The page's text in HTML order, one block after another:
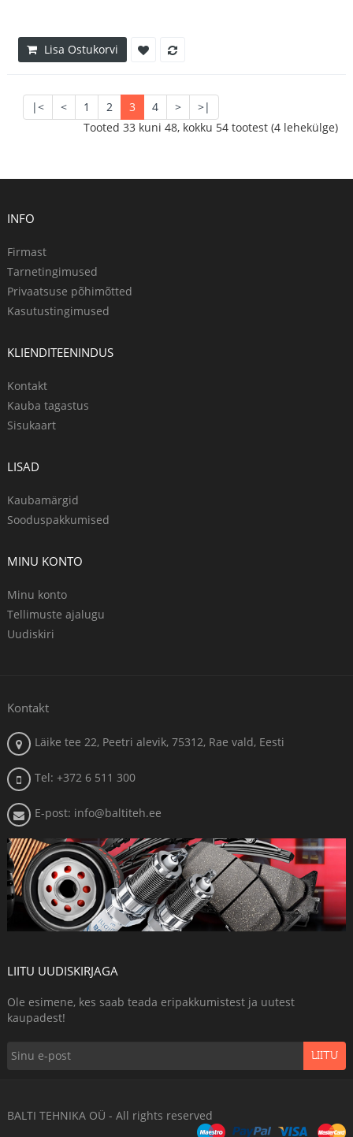
Lisa Ostukorvi
|< < 1 2 3 4 >
>|
Tooted 33 kuni 48, kokku 54 tootest (4 lehekülge)
INFO
Firmast
Tarnetingimused
Privaatsuse põhimõtted
Kasutustingimused
KLIENDITEENINDUS
Kontakt
Kauba tagastus
Sisukaart
LISAD
Kaubamärgid
Sooduspakkumised
MINU KONTO
Minu konto
Tellimuste ajalugu
Uudiskiri
Kontakt
Läike tee 22, Peetri alevik, 75312, Rae vald, Eesti
Tel: +372 6 511 300
E-post: info@baltiteh.ee
LIITU UUDISKIRJAGA
Ole esimene, kes saab teada eripakkumistest ja uutest
kaupadest!
LIITU
BALTI TEHNIKA OÜ - All rights reserved